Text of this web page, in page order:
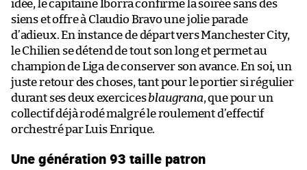
idée, le capitaine Iborra confirme la soirée sans des
siens et offre à Claudio Bravo une jolie parade
d’adieux. En instance de départ vers Manchester City,
le Chilien se détend de tout son long et permet au
champion de Liga de conserver son avance. En soi, un
juste retour des choses, tant pour le portier si régulier
durant ses deux exercicesblaugrana, que pour un
collectif déjà rodé malgré le roulement d’effectif
orchestré par Luis Enrique.
Une génération 93 taille patron